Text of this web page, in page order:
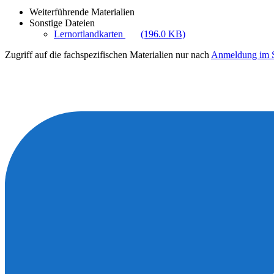
Weiterführende Materialien
Sonstige Dateien
Lernortlandkarten
(196.0 KB)
Zugriff auf die fachspezifischen Materialien nur nach Anmeldung im